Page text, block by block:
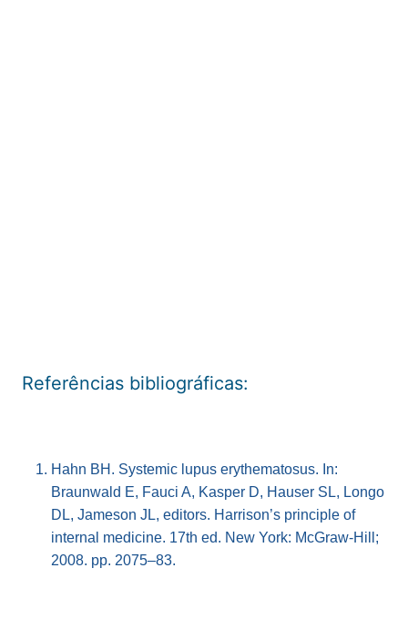
Referências bibliográficas:
Hahn BH. Systemic lupus erythematosus. In:
Braunwald E, Fauci A, Kasper D, Hauser SL, Longo
DL, Jameson JL, editors. Harrison’s principle of
internal medicine. 17th ed. New York: McGraw-Hill;
2008. pp. 2075–83.